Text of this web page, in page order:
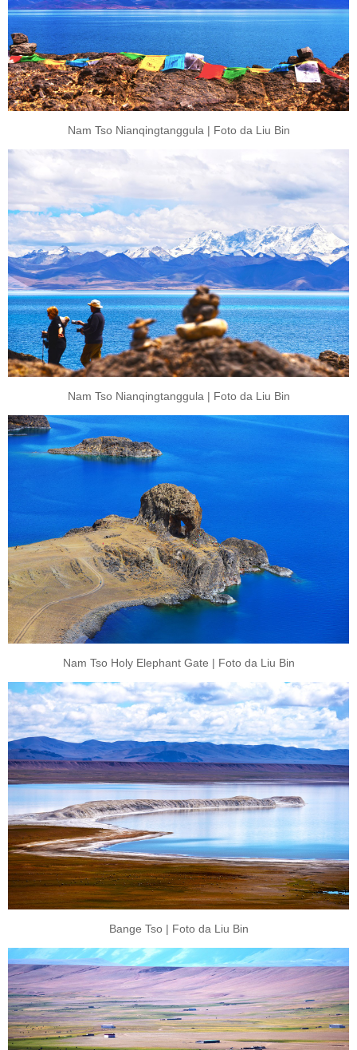
Nam Tso Nianqingtanggula | Foto da Liu Bin
Nam Tso Nianqingtanggula | Foto da Liu Bin
Nam Tso Holy Elephant Gate | Foto da Liu Bin
Bange Tso | Foto da Liu Bin